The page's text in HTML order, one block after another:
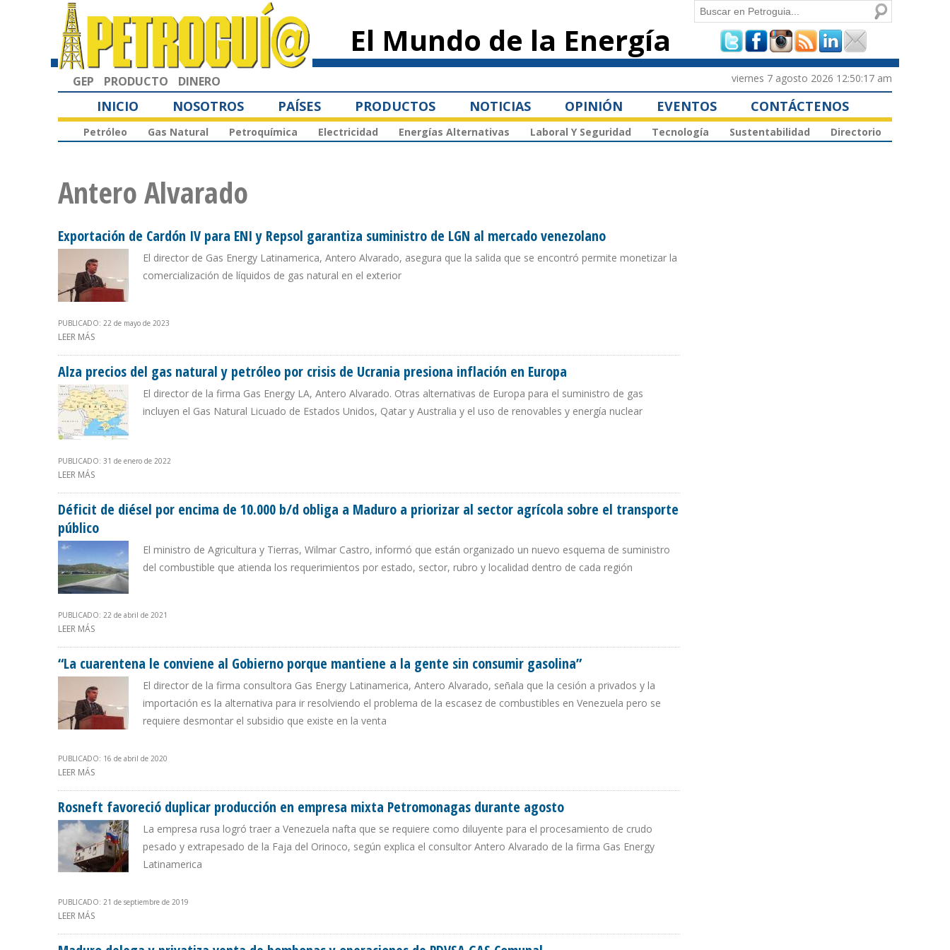
principal
El Mundo de la Energía
Formulario de
búsqueda
Buscar
GEP PRODUCTO DINERO viernes 7 agosto 2026 12:50:17 am
INICIO NOSOTROS PAÍSES PRODUCTOS NOTICIAS OPINIÓN EVENTOS CONTÁCTENOS
Petróleo Gas Natural Petroquímica Electricidad Energías Alternativas Laboral Y Seguridad Tecnología Sustentabilidad Directorio
Antero Alvarado
Exportación de Cardón IV para ENI y Repsol garantiza suministro de LGN al mercado venezolano
El director de Gas Energy Latinamerica, Antero Alvarado, asegura que la salida que se encontró permite monetizar la
comercialización de líquidos de gas natural en el exterior
PUBLICADO: 22 de mayo de 2023
LEER MÁS
Alza precios del gas natural y petróleo por crisis de Ucrania presiona inflación en Europa
El director de la firma Gas Energy LA, Antero Alvarado. Otras alternativas de Europa para el suministro de gas
incluyen el Gas Natural Licuado de Estados Unidos, Qatar y Australia y el uso de renovables y energía nuclear
PUBLICADO: 31 de enero de 2022
LEER MÁS
Déficit de diésel por encima de 10.000 b/d obliga a Maduro a priorizar al sector agrícola sobre el transporte
público
El ministro de Agricultura y Tierras, Wilmar Castro, informó que están organizado un nuevo esquema de suministro
del combustible que atienda los requerimientos por estado, sector, rubro y localidad dentro de cada región
PUBLICADO: 22 de abril de 2021
LEER MÁS
“La cuarentena le conviene al Gobierno porque mantiene a la gente sin consumir gasolina”
El director de la firma consultora Gas Energy Latinamerica, Antero Alvarado, señala que la cesión a privados y la
importación es la alternativa para ir resolviendo el problema de la escasez de combustibles en Venezuela pero se
requiere desmontar el subsidio que existe en la venta
PUBLICADO: 16 de abril de 2020
LEER MÁS
Rosneft favoreció duplicar producción en empresa mixta Petromonagas durante agosto
La empresa rusa logró traer a Venezuela nafta que se requiere como diluyente para el procesamiento de crudo
pesado y extrapesado de la Faja del Orinoco, según explica el consultor Antero Alvarado de la firma Gas Energy
Latinamerica
PUBLICADO: 21 de septiembre de 2019
LEER MÁS